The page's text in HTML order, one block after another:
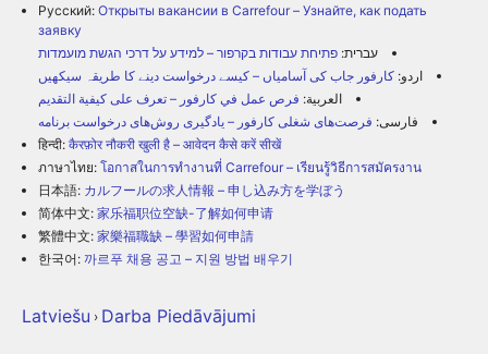
Русский: Открыты вакансии в Carrefour – Узнайте, как подать
заявку
עברית: פתיחת עבודות בקרפור – למידע על דרכי הגשת מועמדות
اردو: کارفور جاب کی آسامیاں – کیسے درخواست دینے کا طریقہ سیکھیں
العربية: فرص عمل في كارفور – تعرف على كيفية التقديم
فارسی: فرصت‌های شغلی کارفور – یادگیری روش‌های درخواست برنامه
हिन्दी: कैरफ़ोर नौकरी खुली है – आवेदन कैसे करें सीखें
ภาษาไทย: โอกาสในการทำงานที่ Carrefour – เรียนรู้วิธีการสมัครงาน
日本語: カルフールの求人情報 – 申し込み方を学ぼう
简体中文: 家乐福职位空缺-了解如何申请
繁體中文: 家樂福職缺 – 學習如何申請
한국어: 까르푸 채용 공고 – 지원 방법 배우기
Latviešu › Darba Piedāvājumi